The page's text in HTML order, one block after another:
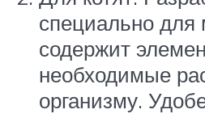
специально
содержит
необходимые
организму.